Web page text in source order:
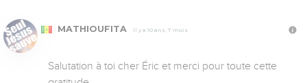
MATHIOUFITA Il y a 10 ans, 7 mois
Salutation à toi cher Éric et merci pour toute cette